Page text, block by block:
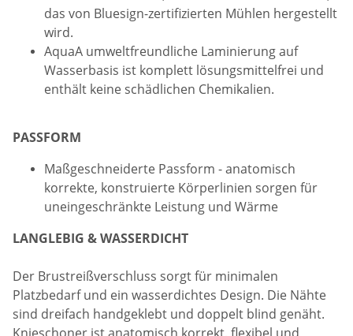
das von Bluesign-zertifizierten Mühlen hergestellt
wird.
AquaA umweltfreundliche Laminierung auf
Wasserbasis ist komplett lösungsmittelfrei und
enthält keine schädlichen Chemikalien.
PASSFORM
Maßgeschneiderte Passform - anatomisch
korrekte, konstruierte Körperlinien sorgen für
uneingeschränkte Leistung und Wärme
LANGLEBIG & WASSERDICHT
Der Brustreißverschluss sorgt für minimalen
Platzbedarf und ein wasserdichtes Design. Die Nähte
sind dreifach handgeklebt und doppelt blind genäht.